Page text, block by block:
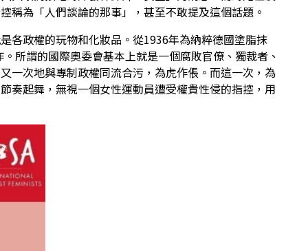
稱為「人們談論的那事」，甚至不敢提及這個話題。
各政權的玩物和化妝品。從1936年為納粹德國塗脂抹
所謂的國際奧委會基本上就是一個腐敗官僚、獨裁者、
一次地與專制政權同流合污，為虎作倀。而這一次，為
奏起舞，無視一個女性運動員遭受權貴性侵的指控，用